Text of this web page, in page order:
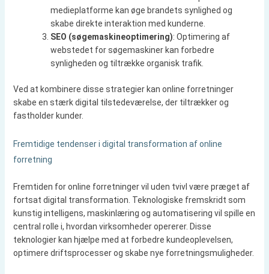
medieplatforme kan øge brandets synlighed og
skabe direkte interaktion med kunderne.
SEO (søgemaskineoptimering): Optimering af
webstedet for søgemaskiner kan forbedre
synligheden og tiltrække organisk trafik.
Ved at kombinere disse strategier kan online forretninger
skabe en stærk digital tilstedeværelse, der tiltrækker og
fastholder kunder.
Fremtidige tendenser i digital transformation af online
forretning
Fremtiden for online forretninger vil uden tvivl være præget af
fortsat digital transformation. Teknologiske fremskridt som
kunstig intelligens, maskinlæring og automatisering vil spille en
central rolle i, hvordan virksomheder opererer. Disse
teknologier kan hjælpe med at forbedre kundeoplevelsen,
optimere driftsprocesser og skabe nye forretningsmuligheder.